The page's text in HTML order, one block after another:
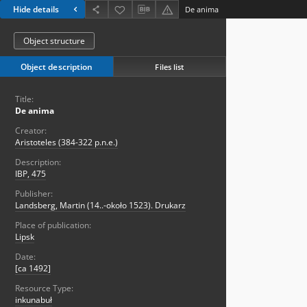
Hide details De anima
Object structure
Object description Files list
Title:
De anima
Creator:
Aristoteles (384-322 p.n.e.)
Description:
IBP, 475
Publisher:
Landsberg, Martin (14..-około 1523). Drukarz
Place of publication:
Lipsk
Date:
[ca 1492]
Resource Type:
inkunabuł